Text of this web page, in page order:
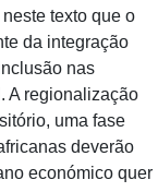
texto que o
da integração
nas
A regionalização
uma fase
deverão
económico quer